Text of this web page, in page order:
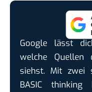
Google lässt
welche
siehst. Mit zwei
BASIC